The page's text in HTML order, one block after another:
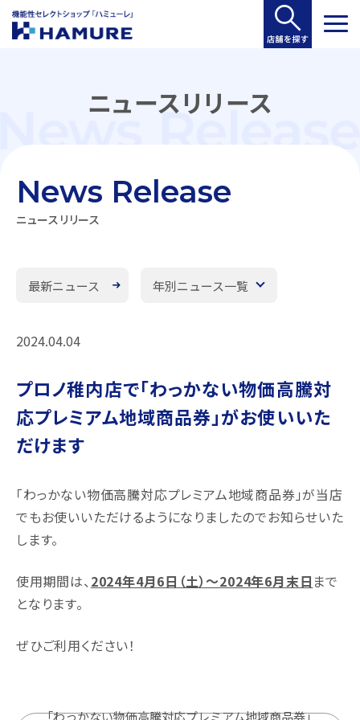
ニュースリリース
ニュースリリース
News Release
最新ニュース 年別ニュース一覧
2024.04.04
プロノ稚内店で「わっかない物価高騰対
応プレミアム地域商品券」がお使いいた
だけます
「わっかない物価高騰対応プレミアム地域商品券」が当店
でもお使いいただけるようになりましたのでお知らせいた
します。
使用期間は、 2024年4月6日（土）～2024年6月末日 まで
となります。
ぜひご利用ください！
「わっかない物価高騰対応プレミアム地域商品券」